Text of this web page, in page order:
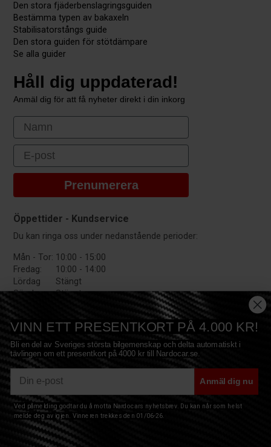
Den stora fjäderbenslagringsguiden
Bestämma typen av bakaxeln
Stabilisatorstångs guide
Den stora guiden för stötdämpare
Se alla guider
Håll dig uppdaterad!
Anmäl dig för att få nyheter direkt i din inkorg
First Name
Email
Prenumerera
Öppettider - Kundservice
Du kan ringa oss under nedanstående perioder:
Mån - Tor: 10:00 - 15:00
Fredag:
10:00 - 14:00
Lördag
Stängt
Söndag:
Stängt
Copyright © 2017 Nardocar ApS - All Rights Reserved
Privacy|Terms|Sitemap|Cookies |
Nardocar - Fjordbakken 37 - 4700 Næstved - Danmark
VINN ETT PRESENTKORT PÅ 4.000 KR!
Bli en del av Sveriges största bilgemenskap och delta automatiskt i
tävlingen om ett presentkort på 4000 kr till Nardocar.se.
Anmäl dig nu
Ved påmelding godtar du å motta Nardocars nyhetsbrev. Du kan når som helst
melde deg av igjen. Vinneren trekkes den 01/06-26.